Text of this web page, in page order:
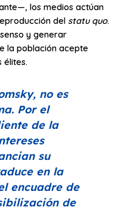
los medios actúan
del statu quo.
y generar
la población acepte
élites.
no es
Por el
de la
su
en la
encuadre de
de